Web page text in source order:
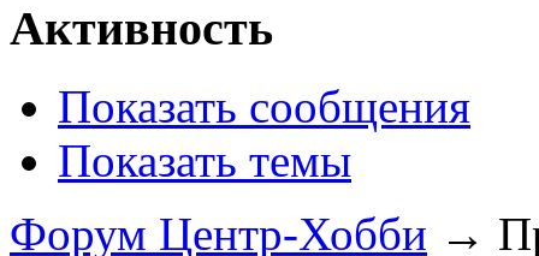
Активность
Показать сообщения
Показать темы
Форум Центр-Хобби →